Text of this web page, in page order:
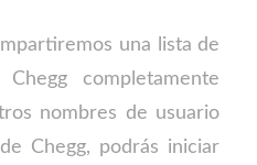
una lista de
completamente
nombres de usuario
Chegg, podrás iniciar